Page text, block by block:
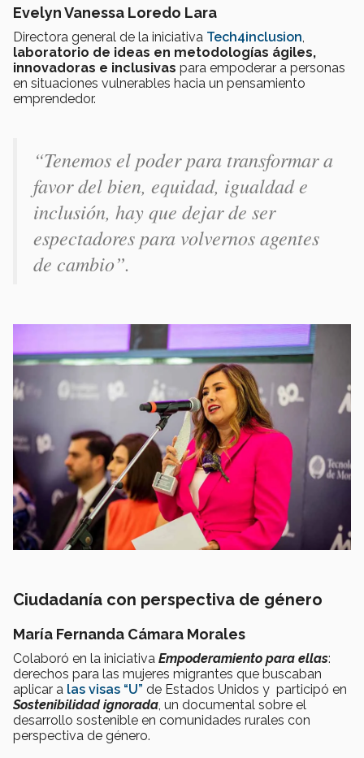
Evelyn Vanessa Loredo Lara
Directora general de la iniciativa Tech4inclusion,
laboratorio de ideas en metodologías ágiles,
innovadoras e inclusivas para empoderar a personas
en situaciones vulnerables hacia un pensamiento
emprendedor.
“Tenemos el poder para transformar a
favor del bien, equidad, igualdad e
inclusión, hay que dejar de ser
espectadores para volvernos agentes
de cambio”.
Ciudadanía con perspectiva de género
María Fernanda Cámara Morales
Colaboró en la iniciativa Empoderamiento para ellas:
derechos para las mujeres migrantes que buscaban
aplicar a las visas “U” de Estados Unidos y participó en
Sostenibilidad ignorada , un documental sobre el
desarrollo sostenible en comunidades rurales con
perspectiva de género.